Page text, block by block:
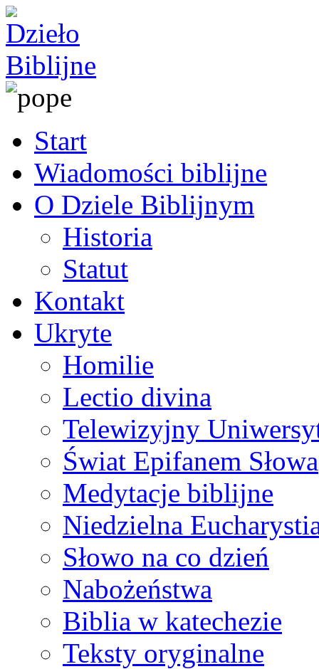
Start
Wiadomości biblijne
O Dziele Biblijnym
Historia
Statut
Kontakt
Ukryte
Homilie
Lectio divina
Telewizyjny
Świat Epifanem Słowa
Medytacje biblijne
Niedzielna
Słowo na co dzień
Nabożeństwa
Biblia w katechezie
Teksty oryginalne